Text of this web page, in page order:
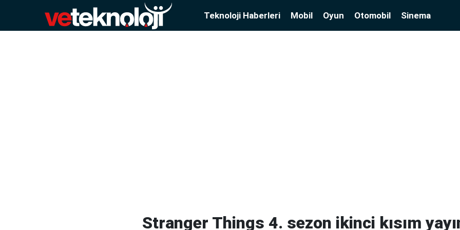
Teknoloji Haberleri Mobil Oyun Otomobil Sinema
Stranger Things 4. sezon ikinci kısım